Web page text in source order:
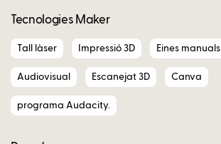
Tecnologies Maker
Tall làser Impressió 3D Eines manuals
Audiovisual Escanejat 3D Canva
programa Audacity.